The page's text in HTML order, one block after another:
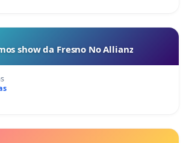
show da Fresno No Allianz